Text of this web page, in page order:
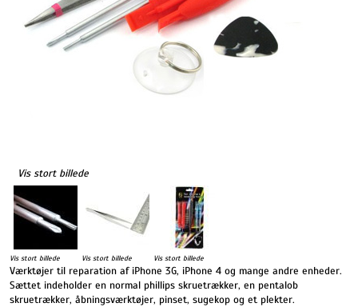
Vis stort billede
Vis stort billede Vis stort billede Vis stort billede
Værktøjer til reparation af iPhone 3G, iPhone 4 og mange andre enheder.
Sættet indeholder en normal phillips skruetrækker, en pentalob
skruetrækker, åbningsværktøjer, pinset, sugekop og et plekter.